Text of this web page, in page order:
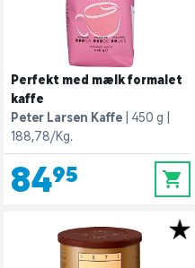
Perfekt med mælk formalet
kaffe
Peter Larsen Kaffe
450 g
188,78/Kg.
84,95 0